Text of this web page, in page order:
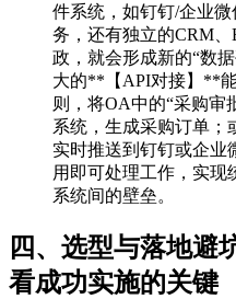
件系统，如钉钉/企业
务，还有独立的CRM
政，就会形成新的“数
大的**【API对接】**
则，将OA中的“采购审
系统，生成采购订单；
实时推送到钉钉或企业
用即可处理工作，实现
系统间的壁垒。
四、选型与落地避
看成功实施的关键